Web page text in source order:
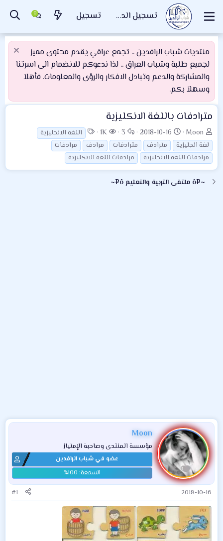
تسجيل الدخول تسجيل
منتديات شباب الرافدين .. تجمع عراقي يقدم محتوى مميز
لجميع طلبة وشباب العراق .. لذا ندعوكم للانضمام الى اسرتنا
والمشاركة والدعم وتبادل الافكار والرؤى والمعلومات. فأهلاَ
وسهلاَ بكم.
مترادفات باللغة الانكليزية
ب
ا
د
ئ
ل
Moon
ت
ا
ر
ي
ا
2018-10-16
ا
ل
ر
د
د
3
ا
ل
م
ش
1K
ا
ل
و
س
اللغة الانجليزية
لغة انجليزية
مترادف مترادفات مرادف
مرادفات
مرادفات اللغة الانجليزية
مرادفات اللغة الانكليزية
~¤ô ملتقى التربية والتعليم ô¤~
Moon
مؤسسة المنتدى وصاحبة الإمتياز
عضو في شباب الرافدين
2018-10-16
#1